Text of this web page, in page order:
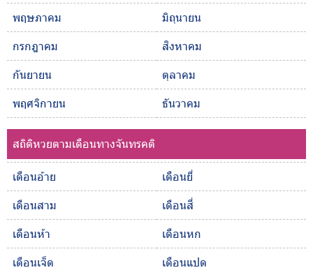
พฤษภาคม
มิถุนายน
กรกฎาคม
สิงหาคม
กันยายน
ตุลาคม
พฤศจิกายน
ธันวาคม
สถิติหวยตามเดือนทางจันทรคติ
เดือนอ้าย
เดือนยี่
เดือนสาม
เดือนสี่
เดือนห้า
เดือนหก
เดือนเจ็ด
เดือนแปด